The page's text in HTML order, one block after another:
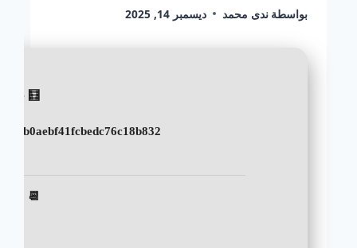
بواسطة ندى محمد ديسمبر 14, 2025
🧮 Hash-code:
📆 2025-12-13